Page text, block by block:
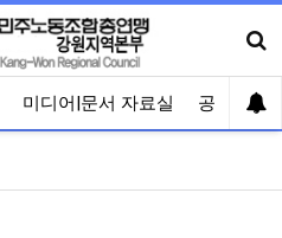
미디어|문서 자료실 공유게시